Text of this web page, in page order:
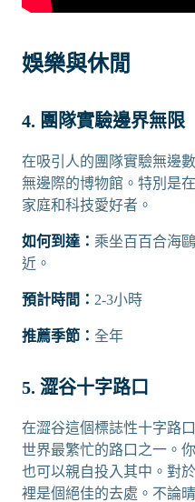
娛樂與休閒
4. 團隊實驗邊界無限
在吸引人的團隊實驗無邊
無邊際的博物館。特別是
家庭和科技愛好者。
如何到達： 乘坐百百合海
近。
預計時間： 2-3小時
推薦季節： 全年
5. 澀谷十字路口
在澀谷這個標誌性十字路
世界最繁忙的路口之一。
也可以親自投入其中。對
裡是個絕佳的去處。不論